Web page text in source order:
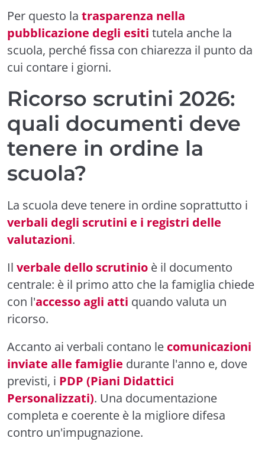
Per questo la trasparenza nella
pubblicazione degli esiti tutela anche la
scuola, perché fissa con chiarezza il punto da
cui contare i giorni.
Ricorso scrutini 2026:
quali documenti deve
tenere in ordine la
scuola?
La scuola deve tenere in ordine soprattutto i
verbali degli scrutini e i registri delle
valutazioni.
Il verbale dello scrutinio è il documento
centrale: è il primo atto che la famiglia chiede
con l'accesso agli atti quando valuta un
ricorso.
Accanto ai verbali contano le comunicazioni
inviate alle famiglie durante l'anno e, dove
previsti, i PDP (Piani Didattici
Personalizzati). Una documentazione
completa e coerente è la migliore difesa
contro un'impugnazione.